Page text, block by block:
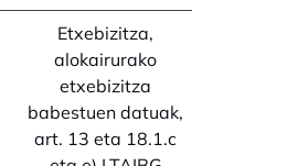
Etxebizitza,
alokairurako
etxebizitza
babestuen datuak,
art. 13 eta 18.1.c